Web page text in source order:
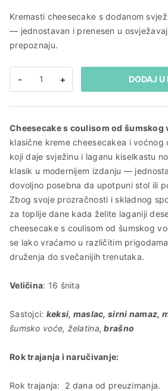
Kremasti cheesecake s dodanom
— jednostavan i prenesen u
prepoznaju.
Cheesecake
s
šumskog
voća
količina
- + DODAJ U
Cheesecake s coulisom od šumskog
klasične kreme cheesecakea i voćnog
koji daje svježinu i laganu kiselkastu
klasik u modernijem izdanju —
dovoljno posebna da upotpuni stol ili
Zbog svoje prozračnosti i skladnog
za toplije dane kada želite laganiji
cheesecake s coulisom od šumskog
se lako vraćamo u različitim
druženja do svečanijih trenutaka.
Veličina: 16 šnita
Sastojci: keksi, maslac, sirni namaz,
šumsko voće, želatina, brašno
Rok trajanja i naručivanje:
Rok trajanja: 2 dana od preuzimanja.